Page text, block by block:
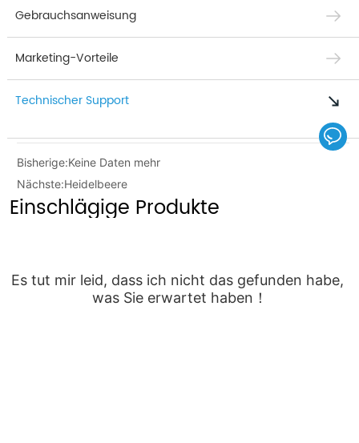
Gebrauchsanweisung
Marketing-Vorteile
Technischer Support
Bisherige:Keine Daten mehr
Nächste:Heidelbeere
Einschlägige Produkte
Es tut mir leid, dass ich nicht das gefunden habe,
was Sie erwartet haben！